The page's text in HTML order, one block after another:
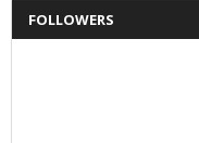
FOLLOWERS